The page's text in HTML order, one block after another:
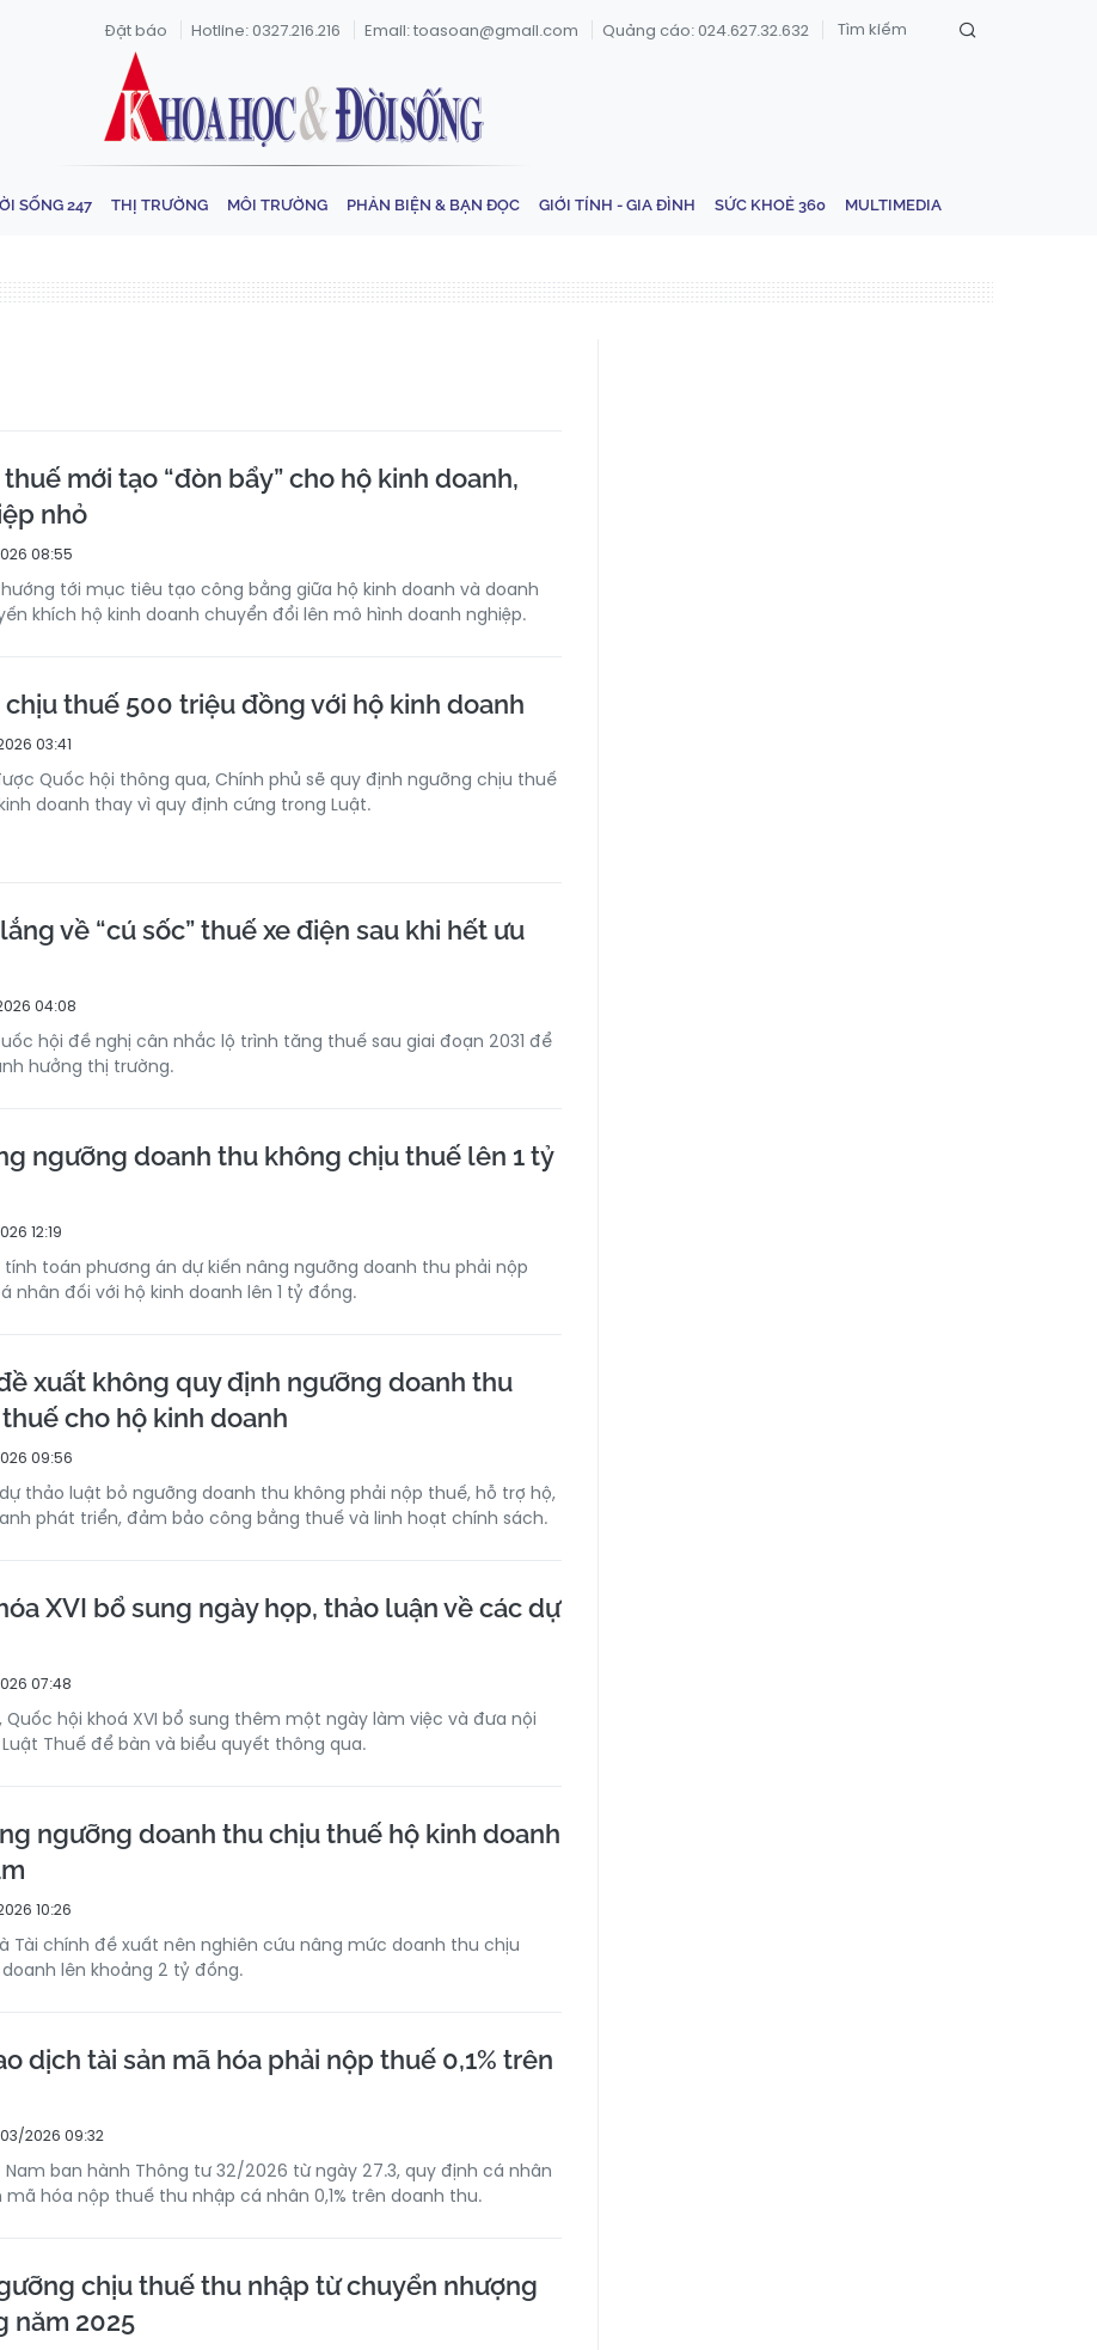
Đặt báo Hotline: 0327.216.216 Email: toasoan@gmail.com Quảng cáo: 024.627.32.632
SỐNG 247 THỊ TRƯỜNG MÔI TRƯỜNG PHẢN BIỆN & BẠN ĐỌC GIỚI TÍNH - GIA ĐÌNH SỨC KHOẺ 360 MULTIMEDIA
mới tạo “đòn bẩy” cho hộ kinh doanh,
nhỏ
08:55
tới mục tiêu tạo công bằng giữa hộ kinh doanh và doanh
khích hộ kinh doanh chuyển đổi lên mô hình doanh nghiệp.
thuế 500 triệu đồng với hộ kinh doanh
03:41
Quốc hội thông qua, Chính phủ sẽ quy định ngưỡng chịu thuế
doanh thay vì quy định cứng trong Luật.
về “cú sốc” thuế xe điện sau khi hết ưu
04:08
hội đề nghị cân nhắc lộ trình tăng thuế sau giai đoạn 2031 để
hưởng thị trường.
ngưỡng doanh thu không chịu thuế lên 1 tỷ
12:19
toán phương án dự kiến nâng ngưỡng doanh thu phải nộp
nhân đối với hộ kinh doanh lên 1 tỷ đồng.
xuất không quy định ngưỡng doanh thu
cho hộ kinh doanh
09:56
thảo luật bỏ ngưỡng doanh thu không phải nộp thuế, hỗ trợ hộ,
phát triển, đảm bảo công bằng thuế và linh hoạt chính sách.
XVI bổ sung ngày họp, thảo luận về các dự
07:48
Quốc hội khoá XVI bổ sung thêm một ngày làm việc và đưa nội
Thuế để bàn và biểu quyết thông qua.
ngưỡng doanh thu chịu thuế hộ kinh doanh
10:26
Tài chính đề xuất nên nghiên cứu nâng mức doanh thu chịu
lên khoảng 2 tỷ đồng.
dịch tài sản mã hóa phải nộp thuế 0,1% trên
2026 09:32
Nam ban hành Thông tư 32/2026 từ ngày 27.3, quy định cá nhân
hóa nộp thuế thu nhập cá nhân 0,1% trên doanh thu.
chịu thuế thu nhập từ chuyển nhượng
năm 2025